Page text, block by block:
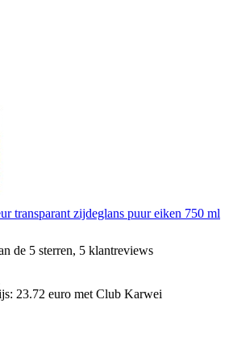
transparant zijdeglans puur eiken 750 ml
de 5 sterren, 5 klantreviews
23.72 euro met Club Karwei